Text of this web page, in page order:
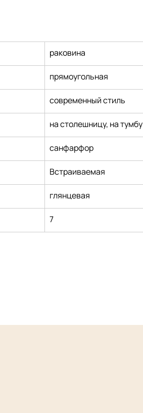
раковина
прямоугольная
современный стиль
на столешницу, на тумбу
санфарфор
Встраиваемая
глянцевая
7